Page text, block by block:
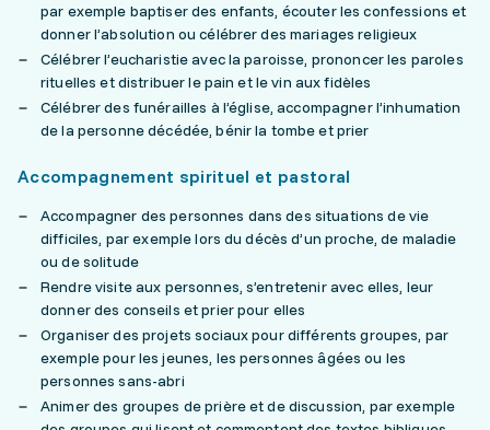
par exemple baptiser des enfants, écouter les confessions et
donner l’absolution ou célébrer des mariages religieux
Célébrer l’eucharistie avec la paroisse, prononcer les paroles
rituelles et distribuer le pain et le vin aux fidèles
Célébrer des funérailles à l’église, accompagner l’inhumation
de la personne décédée, bénir la tombe et prier
Accompagnement spirituel et pastoral
Accompagner des personnes dans des situations de vie
difficiles, par exemple lors du décès d’un proche, de maladie
ou de solitude
Rendre visite aux personnes, s’entretenir avec elles, leur
donner des conseils et prier pour elles
Organiser des projets sociaux pour différents groupes, par
exemple pour les jeunes, les personnes âgées ou les
personnes sans-abri
Animer des groupes de prière et de discussion, par exemple